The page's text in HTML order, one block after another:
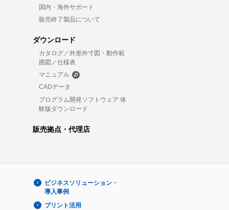
国内・海外サポート
販売終了製品について
ダウンロード
カタログ／外形外寸図・動作範
囲図／仕様表
マニュアル
CADデータ
プログラム開発ソフトウェア 体
験版ダウンロード
販売拠点・代理店
ビジネスソリューション・
導入事例
プリント活用